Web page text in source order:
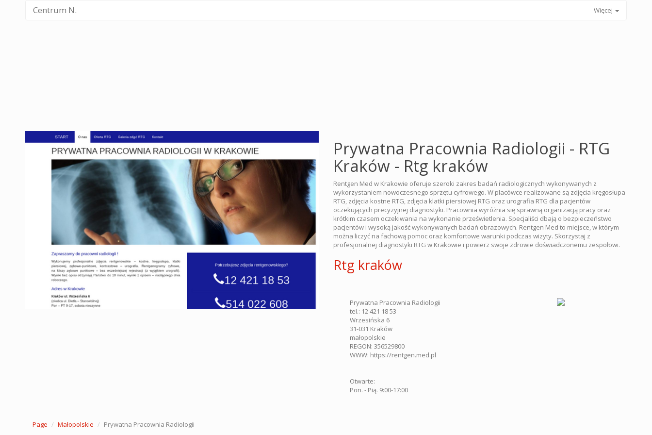
Centrum N. Więcej
Prywatna Pracownia Radiologii - RTG
Kraków - Rtg kraków
Rentgen Med w Krakowie oferuje szeroki zakres badań radiologicznych wykonywanych z
wykorzystaniem nowoczesnego sprzętu cyfrowego. W placówce realizowane są zdjęcia kręgosłupa
RTG, zdjęcia kostne RTG, zdjęcia klatki piersiowej RTG oraz urografia RTG dla pacjentów
oczekujących precyzyjnej diagnostyki. Pracownia wyróżnia się sprawną organizacją pracy oraz
krótkim czasem oczekiwania na wykonanie prześwietlenia. Specjaliści dbają o bezpieczeństwo
pacjentów i wysoką jakość wykonywanych badań obrazowych. Rentgen Med to miejsce, w którym
można liczyć na fachową pomoc oraz komfortowe warunki podczas wizyty. Skorzystaj z
profesjonalnej diagnostyki RTG w Krakowie i powierz swoje zdrowie doświadczonemu zespołowi.
Rtg kraków
Prywatna Pracownia Radiologii
tel.: 12 421 18 53
Wrzesińska 6
31-031 Kraków
małopolskie
REGON: 356529800
WWW: https://rentgen.med.pl
Otwarte:
Pon. - Pią. 9:00-17:00
Page Małopolskie Prywatna Pracownia Radiologii